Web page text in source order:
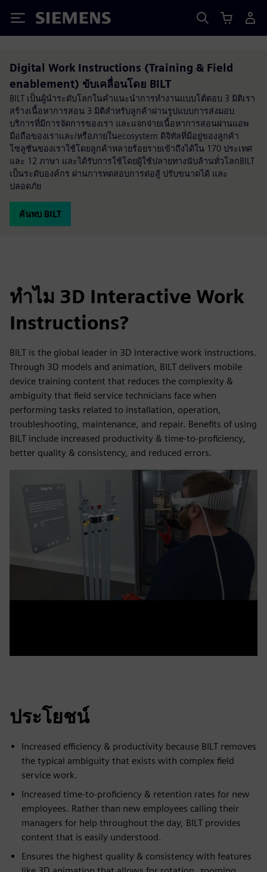
Siemens
Digital Work Instructions (Training & Field
enablement) ขับเคลื่อนโดย BILT
BILT เป็นผู้นำระดับโลกในคำแนะนำการทำงานแบบโต้ตอบ 3 มิติเรา
สร้างเนื้อหาการสอน 3 มิติสำหรับลูกค้าผ่านรูปแบบการส่งมอบ
บริการที่มีการจัดการของเรา และแจกจ่ายเนื้อหาการสอนผ่านแอพ
มือถือของเราและ/หรือภายในecosystem ดิจิทัลที่มีอยู่ของลูกค้า
โซลูชันของเราใช้โดยลูกค้าหลายร้อยรายเข้าถึงได้ใน 170 ประเทศ
และ 12 ภาษา และได้รับการใช้โดยผู้ใช้ปลายทางนับล้านทั่วโลกBILT
เป็นระดับองค์กร ผ่านการทดสอบการต่อสู้ ปรับขนาดได้ และ
ปลอดภัย
ค้นพบ BILT
ทำไม 3D Interactive Work
Instructions?
BILT is the global leader in 3D interactive work instructions.
Through 3D models and animation, BILT delivers mobile
device training content that reduces the complexity &
ambiguity that field service technicians face when
performing tasks related to installation, operation,
troubleshooting, maintenance, and repair. Benefits of using
BILT include increased productivity & time-to-proficiency,
better quality & consistency, and reduced errors.
ประโยชน์
Increased efficiency & productivity because BILT removes
the typical ambiguity that exists with complex field
service work.
Increased time-to-proficiency & retention rates for new
employees. Rather than new employees calling their
managers for help throughout the day, BILT provides
content that is easily understood.
Ensures the highest quality & consistency with features